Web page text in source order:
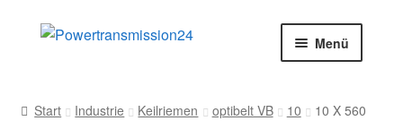
Zur
Zum
Menü
Start Industrie Keilriemen optibelt VB 10 10 X 560